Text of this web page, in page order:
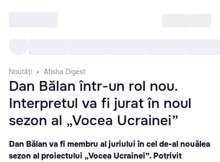
Noutăți Afisha Digest
Dan Bălan într-un rol nou.
Interpretul va fi jurat în noul
sezon al „Vocea Ucrainei”
Dan Bălan va fi membru al juriului în cel de-al nouălea
sezon al proiectului „Vocea Ucrainei”. Potrivit